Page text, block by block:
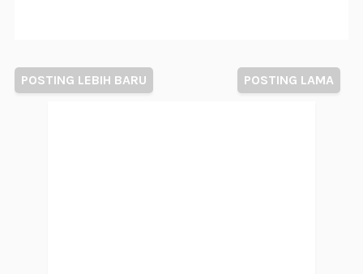
POSTING LEBIH BARU POSTING LAMA